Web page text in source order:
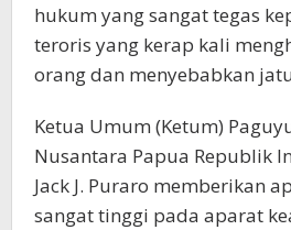
hukum yang sangat tegas
teroris yang kerap kali
orang dan menyebabkan
Ketua Umum (Ketum)
Nusantara Papua Republik
Jack J. Puraro memberikan
sangat tinggi pada aparat